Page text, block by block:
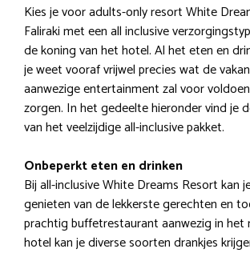
Kies je voor adults-only resort White
Faliraki met een all inclusive
de koning van het hotel. Al het eten en
je weet vooraf vrijwel precies wat de
aanwezige entertainment zal voor
zorgen. In het gedeelte hieronder vind je
van het veelzijdige all-inclusive pakket.
Onbeperkt eten en drinken
Bij all-inclusive White Dreams Resort kan
genieten van de lekkerste gerechten en
prachtig buffetrestaurant aanwezig in het
hotel kan je diverse soorten drankjes